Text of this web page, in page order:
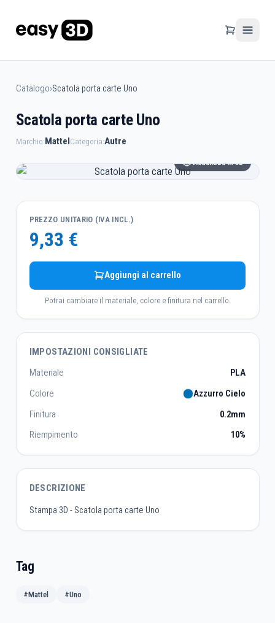
Catalogo›Scatola porta carte Uno
Scatola porta carte Uno
Marchio:MattelCategoria:Autre
Visualizza in 3D
PREZZO UNITARIO (IVA INCL.)
9,33 €
Aggiungi al carrello
Potrai cambiare il materiale, colore e finitura nel carrello.
IMPOSTAZIONI CONSIGLIATE
Materiale
PLA
Colore
Azzurro Cielo
Finitura
0.2mm
Riempimento
10%
DESCRIZIONE
Stampa 3D - Scatola porta carte Uno
Tag
#Mattel #Uno